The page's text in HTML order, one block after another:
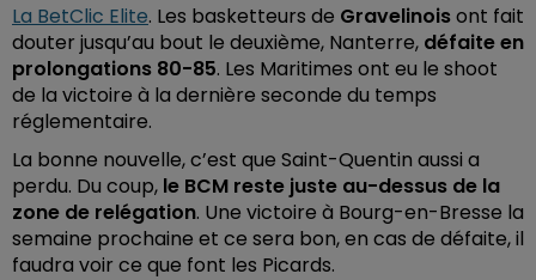
La BetClic Elite. Les basketteurs de Gravelinoisont fait
douter jusqu’au bout le deuxième, Nanterre, défaite en
prolongations 80-85. Les Maritimes ont eu le shoot
de la victoire à la dernière seconde du temps
réglementaire.
La bonne nouvelle, c’est que Saint-Quentin aussi a
perdu. Du coup, le BCM reste juste au-dessus de la
zone de relégation. Une victoire à Bourg-en-Bresse la
semaine prochaine et ce sera bon, en cas de défaite, il
faudra voir ce que font les Picards.